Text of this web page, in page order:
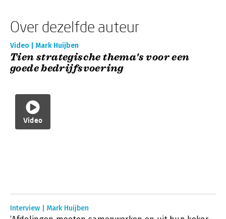
Over dezelfde auteur
Video | Mark Huijben
Tien strategische thema's voor een
goede bedrijfsvoering
Video
Interview | Mark Huijben